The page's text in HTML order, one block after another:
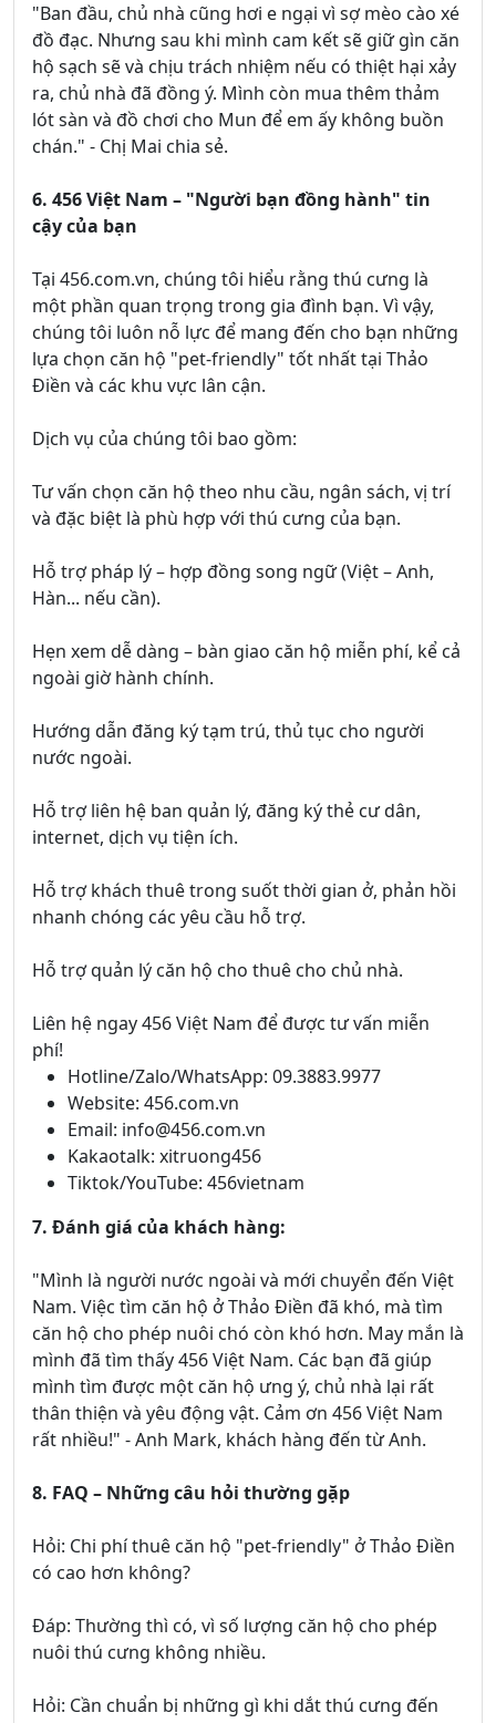
"Ban đầu, chủ nhà cũng hơi e ngại vì sợ mèo cào xé
đồ đạc. Nhưng sau khi mình cam kết sẽ giữ gìn căn
hộ sạch sẽ và chịu trách nhiệm nếu có thiệt hại xảy
ra, chủ nhà đã đồng ý. Mình còn mua thêm thảm
lót sàn và đồ chơi cho Mun để em ấy không buồn
chán." - Chị Mai chia sẻ.
6. 456 Việt Nam – "Người bạn đồng hành" tin
cậy của bạn
Tại 456.com.vn, chúng tôi hiểu rằng thú cưng là
một phần quan trọng trong gia đình bạn. Vì vậy,
chúng tôi luôn nỗ lực để mang đến cho bạn những
lựa chọn căn hộ "pet-friendly" tốt nhất tại Thảo
Điền và các khu vực lân cận.
Dịch vụ của chúng tôi bao gồm:
Tư vấn chọn căn hộ theo nhu cầu, ngân sách, vị trí
và đặc biệt là phù hợp với thú cưng của bạn.
Hỗ trợ pháp lý – hợp đồng song ngữ (Việt – Anh,
Hàn... nếu cần).
Hẹn xem dễ dàng – bàn giao căn hộ miễn phí, kể cả
ngoài giờ hành chính.
Hướng dẫn đăng ký tạm trú, thủ tục cho người
nước ngoài.
Hỗ trợ liên hệ ban quản lý, đăng ký thẻ cư dân,
internet, dịch vụ tiện ích.
Hỗ trợ khách thuê trong suốt thời gian ở, phản hồi
nhanh chóng các yêu cầu hỗ trợ.
Hỗ trợ quản lý căn hộ cho thuê cho chủ nhà.
Liên hệ ngay 456 Việt Nam để được tư vấn miễn
phí!
Hotline/Zalo/WhatsApp: 09.3883.9977
Website: 456.com.vn
Email: info@456.com.vn
Kakaotalk: xitruong456
Tiktok/YouTube: 456vietnam
7. Đánh giá của khách hàng:
"Mình là người nước ngoài và mới chuyển đến Việt
Nam. Việc tìm căn hộ ở Thảo Điền đã khó, mà tìm
căn hộ cho phép nuôi chó còn khó hơn. May mắn là
mình đã tìm thấy 456 Việt Nam. Các bạn đã giúp
mình tìm được một căn hộ ưng ý, chủ nhà lại rất
thân thiện và yêu động vật. Cảm ơn 456 Việt Nam
rất nhiều!" - Anh Mark, khách hàng đến từ Anh.
8. FAQ – Những câu hỏi thường gặp
Hỏi: Chi phí thuê căn hộ "pet-friendly" ở Thảo Điền
có cao hơn không?
Đáp: Thường thì có, vì số lượng căn hộ cho phép
nuôi thú cưng không nhiều.
Hỏi: Cần chuẩn bị những gì khi dắt thú cưng đến